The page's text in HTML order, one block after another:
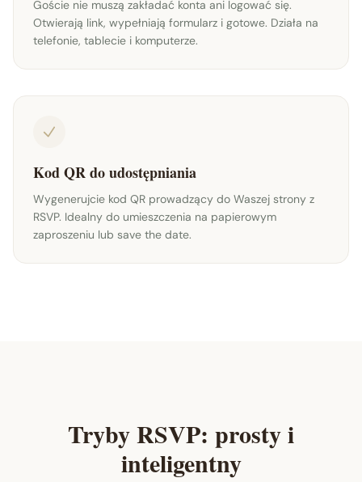
Goście nie muszą zakładać konta ani logować się.
Otwierają link, wypełniają formularz i gotowe. Działa na
telefonie, tablecie i komputerze.
Kod QR do udostępniania
Wygenerujcie kod QR prowadzący do Waszej strony z
RSVP. Idealny do umieszczenia na papierowym
zaproszeniu lub save the date.
Tryby RSVP: prosty i
inteligentny